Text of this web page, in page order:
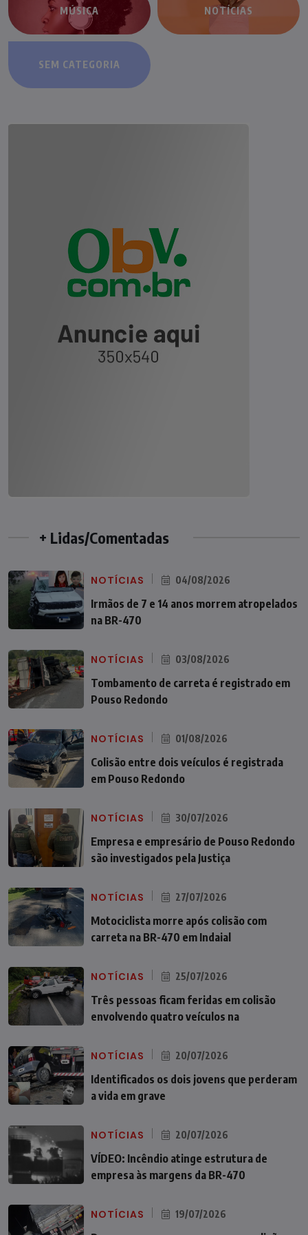
MÚSICA NOTÍCIAS
SEM CATEGORIA
+ Lidas/Comentadas
NOTÍCIAS 04/08/2026
Irmãos de 7 e 14 anos morrem atropelados
na BR-470
NOTÍCIAS 03/08/2026
Tombamento de carreta é registrado em
Pouso Redondo
NOTÍCIAS 01/08/2026
Colisão entre dois veículos é registrada
em Pouso Redondo
NOTÍCIAS 30/07/2026
Empresa e empresário de Pouso Redondo
são investigados pela Justiça
NOTÍCIAS 27/07/2026
Motociclista morre após colisão com
carreta na BR-470 em Indaial
NOTÍCIAS 25/07/2026
Três pessoas ficam feridas em colisão
envolvendo quatro veículos na
NOTÍCIAS 20/07/2026
Identificados os dois jovens que perderam
a vida em grave
NOTÍCIAS 20/07/2026
VÍDEO: Incêndio atinge estrutura de
empresa às margens da BR-470
NOTÍCIAS 19/07/2026